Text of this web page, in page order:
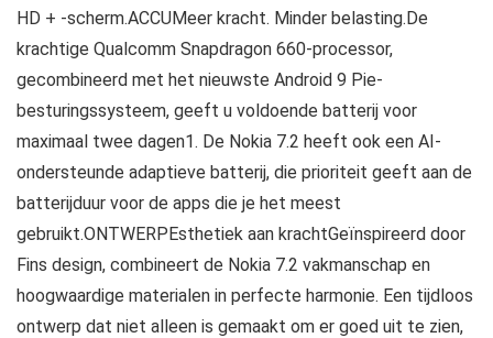
HD + -scherm.ACCUMeer kracht. Minder belasting.De
krachtige Qualcomm Snapdragon 660-processor,
gecombineerd met het nieuwste Android 9 Pie-
besturingssysteem, geeft u voldoende batterij voor
maximaal twee dagen1. De Nokia 7.2 heeft ook een AI-
ondersteunde adaptieve batterij, die prioriteit geeft aan de
batterijduur voor de apps die je het meest
gebruikt.ONTWERPEsthetiek aan krachtGeïnspireerd door
Fins design, combineert de Nokia 7.2 vakmanschap en
hoogwaardige materialen in perfecte harmonie. Een tijdloos
ontwerp dat niet alleen is gemaakt om er goed uit te zien,